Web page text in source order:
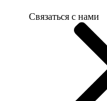
Связаться с нами